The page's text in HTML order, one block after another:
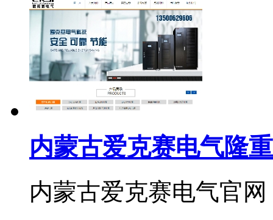
内蒙古爱克赛电气隆
内蒙古爱克赛电气官网